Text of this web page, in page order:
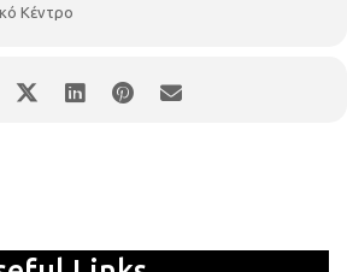
12 χρονών και άνω
και θα πραγματοποιηθεί μέσω της
Κέντρο